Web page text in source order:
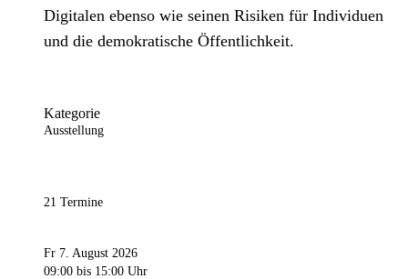
Digitalen ebenso wie seinen Risiken für Individuen
und die demokratische Öffentlichkeit.
Kategorie
Ausstellung
21 Termine
Fr 7. August 2026
09:00 bis 15:00 Uhr